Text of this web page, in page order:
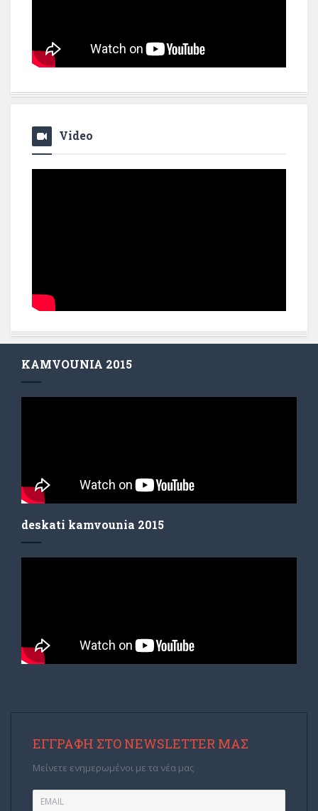
Video
KAMVOUNIA 2015
deskati kamvounia 2015
ΕΓΓΡΑΦΉ ΣΤΟ NEWSLETTER ΜΑΣ
Μείνετε ενημερωμένοι με τα νέα μας